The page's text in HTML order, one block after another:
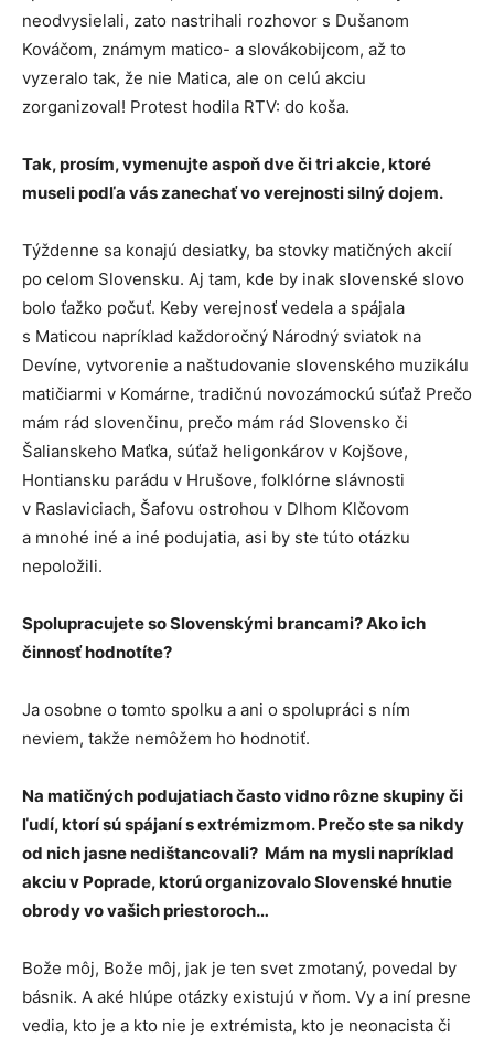
neodvysielali, zato nastrihali rozhovor s Dušanom
Kováčom, známym matico- a slovákobijcom, až to
vyzeralo tak, že nie Matica, ale on celú akciu
zorganizoval! Protest hodila RTV: do koša.
Tak, prosím, vymenujte aspoň dve či tri akcie, ktoré
museli podľa vás zanechať vo verejnosti silný dojem.
Týždenne sa konajú desiatky, ba stovky matičných akcií
po celom Slovensku. Aj tam, kde by inak slovenské slovo
bolo ťažko počuť. Keby verejnosť vedela a spájala
s Maticou napríklad každoročný Národný sviatok na
Devíne, vytvorenie a naštudovanie slovenského muzikálu
matičiarmi v Komárne, tradičnú novozámockú súťaž Prečo
mám rád slovenčinu, prečo mám rád Slovensko či
Šalianskeho Maťka, súťaž heligonkárov v Kojšove,
Hontiansku parádu v Hrušove, folklórne slávnosti
v Raslaviciach, Šafovu ostrohou v Dlhom Klčovom
a mnohé iné a iné podujatia, asi by ste túto otázku
nepoložili.
Spolupracujete so Slovenskými brancami? Ako ich
činnosť hodnotíte?
Ja osobne o tomto spolku a ani o spolupráci s ním
neviem, takže nemôžem ho hodnotiť.
Na matičných podujatiach často vidno rôzne skupiny či
ľudí, ktorí sú spájaní s extrémizmom. Prečo ste sa nikdy
od nich jasne nedištancovali? Mám na mysli napríklad
akciu v Poprade, ktorú organizovalo Slovenské hnutie
obrody vo vašich priestoroch…
Bože môj, Bože môj, jak je ten svet zmotaný, povedal by
básnik. A aké hlúpe otázky existujú v ňom. Vy a iní presne
vedia, kto je a kto nie je extrémista, kto je neonacista či